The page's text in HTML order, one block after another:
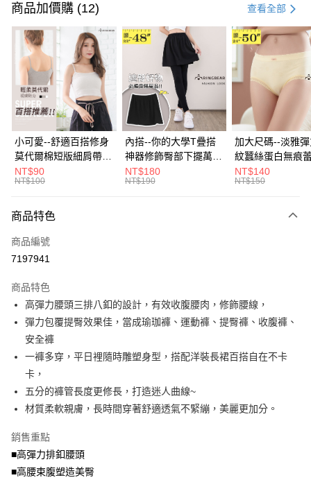
信用卡一次付款
超商取貨付款
LINE Pay
Apple Pay
街口支付
悠遊付
Google Pay
全盈+PAY
大哥付你分期
【大哥付你分期使用說明】
1.本服務由台灣大哥大提供，台灣大哥大用戶可立即使用無須另外申請。
流程，驗證手機門號後，選擇欲分期的期數、繳款截止日，確認付款後即完
成交易。
3.實際核准額度、可分期數及費用金額請依後續交易確認頁面所載為準。
4.訂單成立30分鐘內，如未前往確認交易或遇審核未通過，訂單將自動取
法說明評估內容。
【繳款方式說明】
1.分期款項不併入電信帳單，「大哥付你分期」於每月結算日後寄送繳費提
醒簡訊。
2.透過簡訊連結打開帳單後，可選擇「超商條碼／台灣大直營門市／銀行轉
帳／街口支付／iPASS MONEY」等通路繳費。
【注意事項】
1.本服務係由「台灣大哥大股份有限公司」（以下簡稱本公司）所提供，讓
用戶於交易時，得透過本服務購買商品或服務，並由商店將買賣／分期付款
買賣價金債權讓與本公司後，依約使用本公司帳單繳交帳款。
AFTEE先享後付
【關於「AFTEE先享後付」】
AFTEE先享後付是「在收到商品之後才付款」的支付方式。 讓您購物簡單
便利好安心！
１．簡單：不需註冊會員、不需綁卡、不需儲值。
２．便利：只要手機號碼，簡訊認證，即可結帳。
３．安心：先確認商品／服務後，再付款。
【「AFTEE先享後付」結帳流程】
１．於結帳方式選擇「AFTEE先享後付」後，將跳轉至「AFTEE先享後付」
２．訂單成立數日內，您將收到繳費通知簡訊。
ATM／網路銀行／等多元方式進行付款，方視為交易完成。
※ 請注意：結帳手續完成當下不需立刻繳費，但若您需要取消訂單，請聯絡
購買商品的店家。未經商家同意取消之訂單仍視為有效，需透過AFTEE先享
後付繳納相關費用。
ATM付款
全家取貨付款
每筆NT$70，滿NT$699(含以上)免運費
付款後全家取貨
7-11取貨付款
每筆NT$70，滿NT$799(含以上)免運費
商品加價購 (12) 查看全部
小可愛--舒適百搭修身
莫代爾棉短版細肩帶素
色背心(白.黑.灰L-2L)-
U582眼圈熊中大尺碼
NT$90
NT$100
內搭--你的大學T疊搭
神器修飾臀部下擺萬用
內搭裙/遮臀裙(黑2L-
6L)-Q155眼圈熊中大
NT$180
NT$190
加大尺碼--淡雅
紋蠶絲蛋白無痕
角內褲(白.粉.藍.
3L)-L28眼圈熊中
NT$140
NT$150
商品特色
商品編號
7197941
商品特色
高彈力腰頭三排八釦的設計，有效收腹腰肉，修飾腰線，
彈力包覆提臀效果佳，當成瑜珈褲、運動褲、提臀褲、收腹褲、
安全褲
一褲多穿，平日裡隨時雕塑身型，搭配洋裝長裙百搭自在不卡
卡，
五分的褲管長度更修長，打造迷人曲線~
材質柔軟親膚，長時間穿著舒適透氣不緊繃，美麗更加分。
銷售重點
■高彈力排釦腰頭
■高腰束腹塑造美臀